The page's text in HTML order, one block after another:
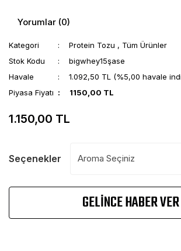
Yorumlar (0)
Kategori Protein Tozu , Tüm Ürünler
Stok Kodu
bigwhey15şase
Havale
1.092,50 TL (%5,00 havale
Piyasa Fiyatı
1150,00 TL
1.150,00 TL
Seçenekler
GELİNCE HABER VER